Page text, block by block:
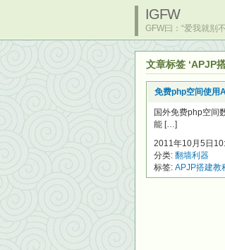
IGFW
GFW曰：“爱我就别
文章标签 ‘APJP
免费php空间使用
国外免费php空间
能 […]
2011年10月5日
分类: 翻墙利器
标签: APJP搭建教